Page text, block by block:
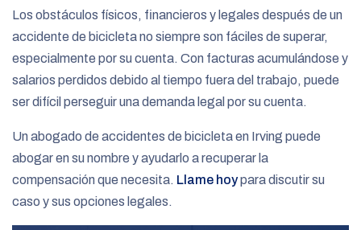
Los obstáculos físicos, financieros y legales después de un
accidente de bicicleta no siempre son fáciles de superar,
especialmente por su cuenta. Con facturas acumulándose y
salarios perdidos debido al tiempo fuera del trabajo, puede
ser difícil perseguir una demanda legal por su cuenta.
Un abogado de accidentes de bicicleta en Irving puede
abogar en su nombre y ayudarlo a recuperar la
compensación que necesita. Llame hoypara discutir su
caso y sus opciones legales.